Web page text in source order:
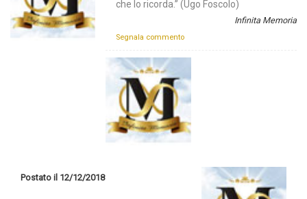
che lo ricorda.” (Ugo Foscolo)
Infinita Memoria
Segnala commento
Postato il 12/12/2018